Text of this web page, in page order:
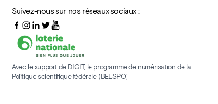
Suivez-nous sur nos réseaux sociaux :
Avec le support de DIGIT, le programme de numérisation de la
Politique scientifique fédérale (BELSPO)